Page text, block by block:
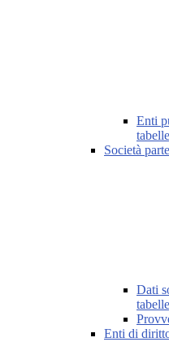
Enti
Società
Dati
Enti di